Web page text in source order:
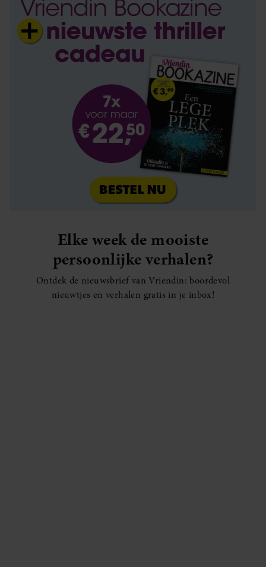
Elke week de mooiste
persoonlijke verhalen?
Ontdek de nieuwsbrief van Vriendin: boordevol
nieuwtjes en verhalen gratis in je inbox!